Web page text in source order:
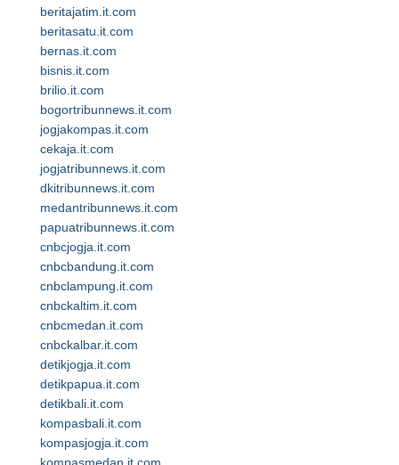
beritajatim.it.com
beritasatu.it.com
bernas.it.com
bisnis.it.com
brilio.it.com
bogortribunnews.it.com
jogjakompas.it.com
cekaja.it.com
jogjatribunnews.it.com
dkitribunnews.it.com
medantribunnews.it.com
papuatribunnews.it.com
cnbcjogja.it.com
cnbcbandung.it.com
cnbclampung.it.com
cnbckaltim.it.com
cnbcmedan.it.com
cnbckalbar.it.com
detikjogja.it.com
detikpapua.it.com
detikbali.it.com
kompasbali.it.com
kompasjogja.it.com